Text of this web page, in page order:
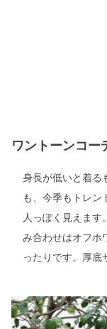
ワントーンコー
身長が低いと着る
も、今季もトレン
人っぽく見えます
み合わせはオフホ
ったりです。厚底